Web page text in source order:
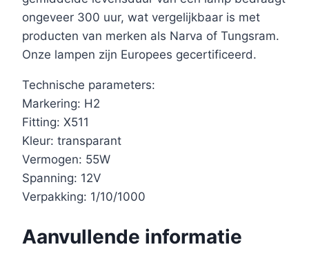
​​ongeveer 300 uur, wat vergelijkbaar is met
producten van merken als Narva of Tungsram.
Onze lampen zijn Europees gecertificeerd.
Technische parameters:
Markering: H2
Fitting: X511
Kleur: transparant
Vermogen: 55W
Spanning: 12V
Verpakking: 1/10/1000
Aanvullende informatie